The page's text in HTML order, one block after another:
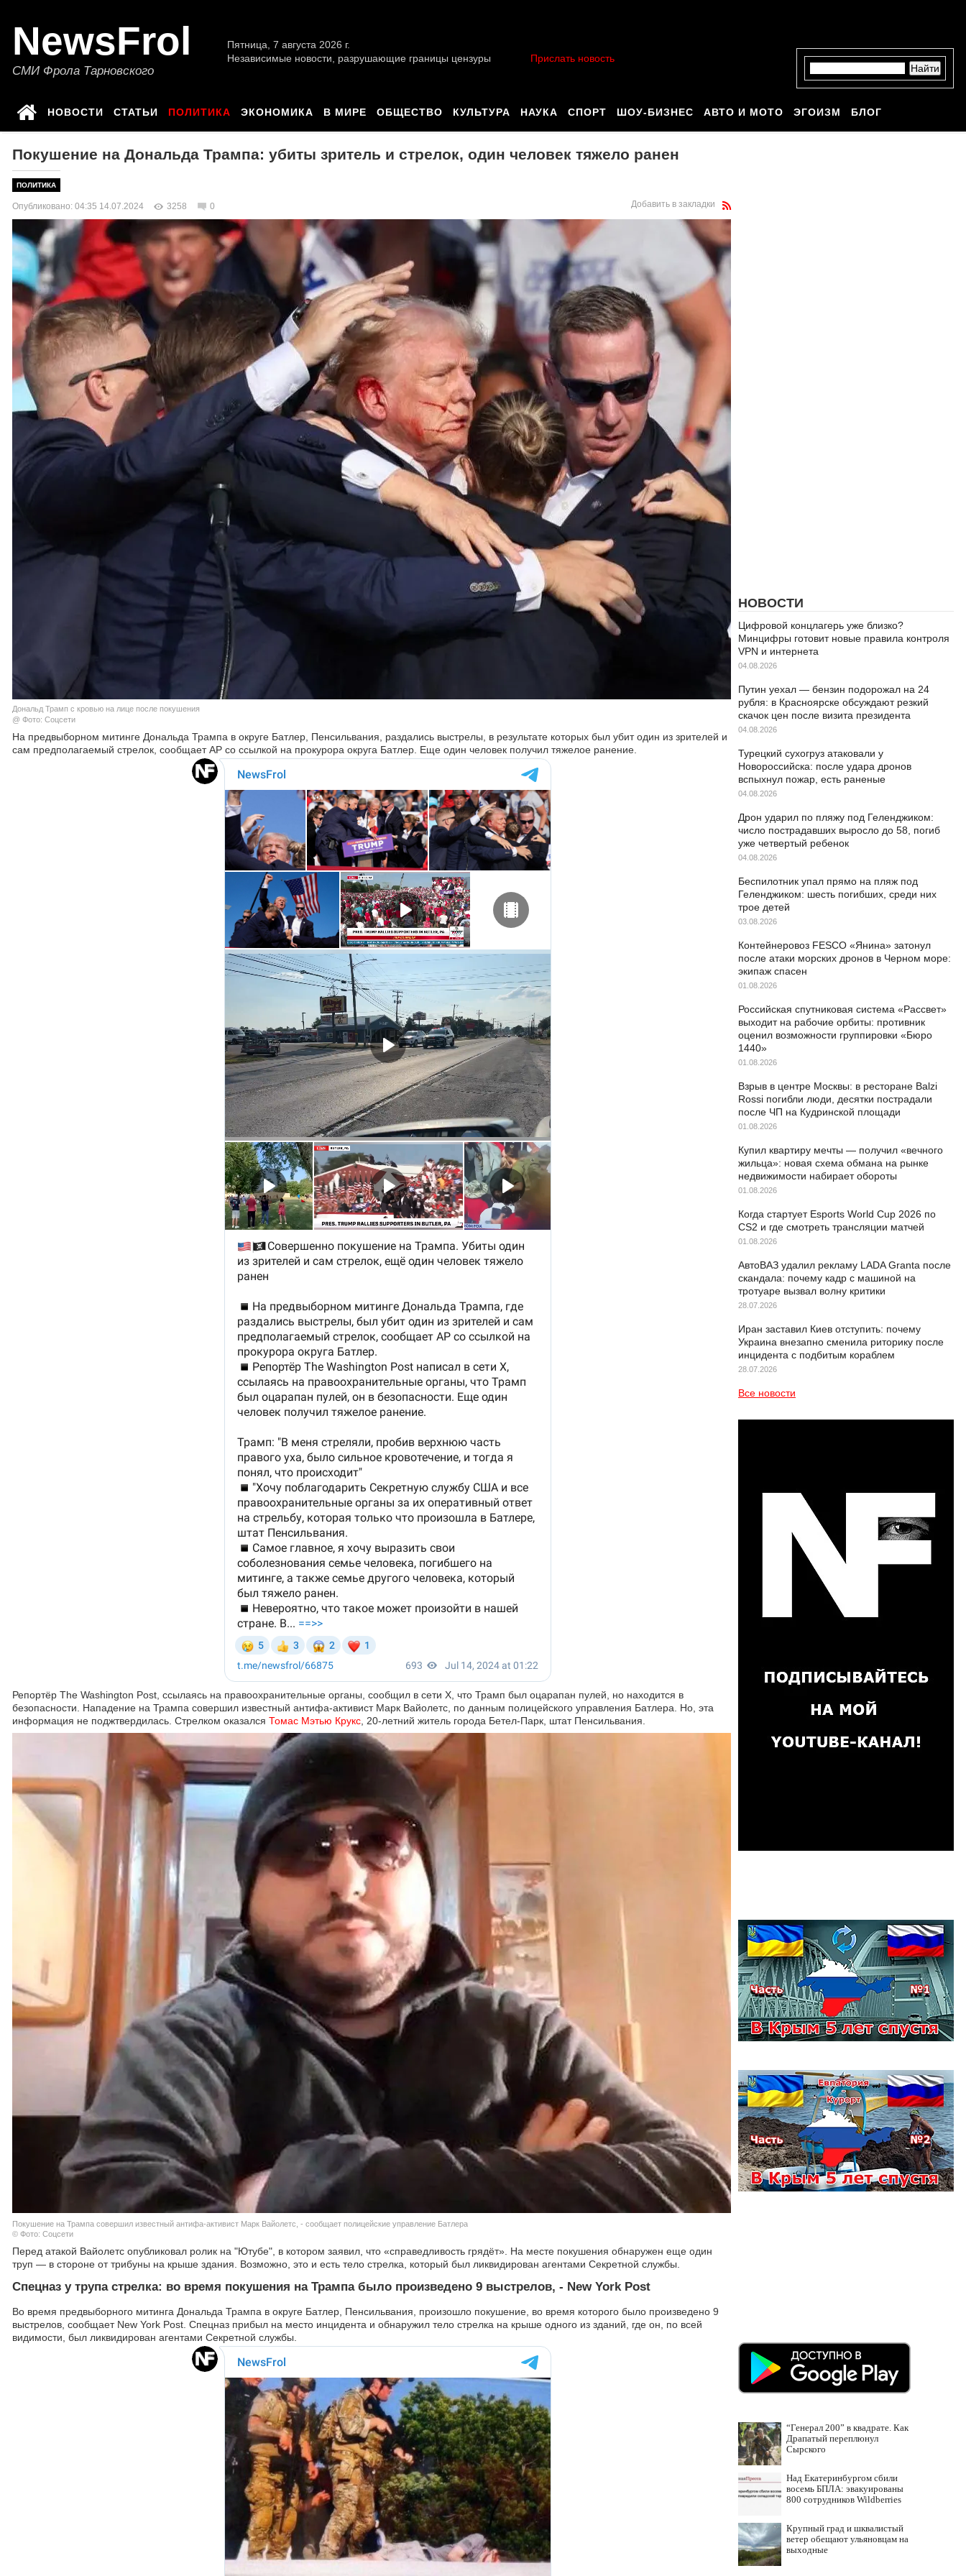
NewsFrol
СМИ Фрола Тарновского
Пятница, 7 августа 2026 г.
Независимые новости, разрушающие границы цензуры
Прислать новость
НОВОСТИ СТАТЬИ ПОЛИТИКА ЭКОНОМИКА В МИРЕ ОБЩЕСТВО КУЛЬТУРА НАУКА СПОРТ ШОУ-БИЗНЕС АВТО И МОТО ЭГОИЗМ БЛОГ
Покушение на Дональда Трампа: убиты зритель и стрелок, один человек тяжело ранен
ПОЛИТИКА
Опубликовано: 04:35 14.07.2024 3258 0 Добавить в закладки
Дональд Трамп с кровью на лице после покушения
@ Фото: Соцсети
На предвыборном митинге Дональда Трампа в округе Батлер, Пенсильвания, раздались выстрелы, в результате которых был убит один из зрителей и
сам предполагаемый стрелок, сообщает AP со ссылкой на прокурора округа Батлер. Еще один человек получил тяжелое ранение.
Репортёр The Washington Post, ссылаясь на правоохранительные органы, сообщил в сети X, что Трамп был оцарапан пулей, но находится в
безопасности. Нападение на Трампа совершил известный антифа-активист Марк Вайолетс, по данным полицейского управления Батлера. Но, эта
информация не поджтвердилась. Стрелком оказался Томас Мэтью Крукс , 20-летний житель города Бетел-Парк, штат Пенсильвания.
Покушение на Трампа совершил известный антифа-активист Марк Вайолетс, - сообщает полицейские управление Батлера
© Фото: Соцсети
Перед атакой Вайолетс опубликовал ролик на "Ютубе", в котором заявил, что «справедливость грядёт». На месте покушения обнаружен еще один
труп — в стороне от трибуны на крыше здания. Возможно, это и есть тело стрелка, который был ликвидирован агентами Секретной службы.
Спецназ у трупа стрелка: во время покушения на Трампа было произведено 9 выстрелов, - New York Post
Во время предвыборного митинга Дональда Трампа в округе Батлер, Пенсильвания, произошло покушение, во время которого было произведено 9
выстрелов, сообщает New York Post. Спецназ прибыл на место инцидента и обнаружил тело стрелка на крыше одного из зданий, где он, по всей
видимости, был ликвидирован агентами Секретной службы.
НОВОСТИ
Цифровой концлагерь уже близко?
Минцифры готовит новые правила контроля
VPN и интернета
04.08.2026
Путин уехал — бензин подорожал на 24
рубля: в Красноярске обсуждают резкий
скачок цен после визита президента
04.08.2026
Турецкий сухогруз атаковали у
Новороссийска: после удара дронов
вспыхнул пожар, есть раненые
04.08.2026
Дрон ударил по пляжу под Геленджиком:
число пострадавших выросло до 58, погиб
уже четвертый ребенок
04.08.2026
Беспилотник упал прямо на пляж под
Геленджиком: шесть погибших, среди них
трое детей
03.08.2026
Контейнеровоз FESCO «Янина» затонул
после атаки морских дронов в Черном море:
экипаж спасен
01.08.2026
Российская спутниковая система «Рассвет»
выходит на рабочие орбиты: противник
оценил возможности группировки «Бюро
1440»
01.08.2026
Взрыв в центре Москвы: в ресторане Balzi
Rossi погибли люди, десятки пострадали
после ЧП на Кудринской площади
01.08.2026
Купил квартиру мечты — получил «вечного
жильца»: новая схема обмана на рынке
недвижимости набирает обороты
01.08.2026
Когда стартует Esports World Cup 2026 по
CS2 и где смотреть трансляции матчей
01.08.2026
АвтоВАЗ удалил рекламу LADA Granta после
скандала: почему кадр с машиной на
тротуаре вызвал волну критики
28.07.2026
Иран заставил Киев отступить: почему
Украина внезапно сменила риторику после
инцидента с подбитым кораблем
28.07.2026
Все новости
“Генерал 200” в квадрате. Как
Драпатый переплюнул
Сырского
Над Екатеринбургом сбили
восемь БПЛА: эвакуированы
800 сотрудников Wildberries
Крупный град и шквалистый
ветер обещают ульяновцам на
выходные